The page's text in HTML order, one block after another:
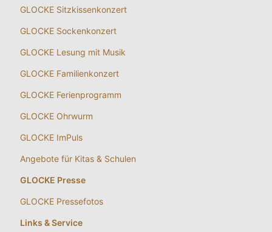
GLOCKE Sitzkissenkonzert
GLOCKE Sockenkonzert
GLOCKE Lesung mit Musik
GLOCKE Familienkonzert
GLOCKE Ferienprogramm
GLOCKE Ohrwurm
GLOCKE ImPuls
Angebote für Kitas & Schulen
GLOCKE Presse
GLOCKE Pressefotos
Links & Service